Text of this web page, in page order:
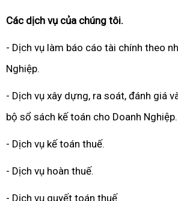
Các dịch vụ của chúng tôi.
- Dịch vụ làm báo cáo tài chính theo
Nghiệp.
- Dịch vụ xây dựng, ra soát, đánh giá
bộ sổ sách kế toán cho Doanh Nghiệp.
- Dịch vụ kế toán thuế.
- Dịch vụ hoàn thuế.
- Dịch vụ quyết toán thuế.